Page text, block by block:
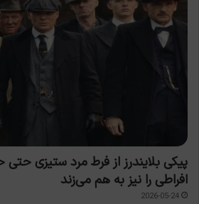
پیکی بلایندرز از فرط مرد ستیزی
افراطی را نیز به هم می‌زند
2026-05-24